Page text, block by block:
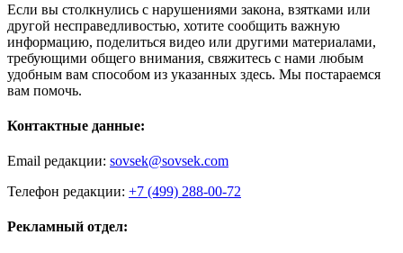
Если вы столкнулись с нарушениями закона, взятками или
другой несправедливостью, хотите сообщить важную
информацию, поделиться видео или другими материалами,
требующими общего внимания, свяжитесь с нами любым
удобным вам способом из указанных здесь. Мы постараемся
вам помочь.
Контактные данные:
Email редакции: sovsek@sovsek.com
Телефон редакции: +7 (499) 288-00-72
Рекламный отдел: